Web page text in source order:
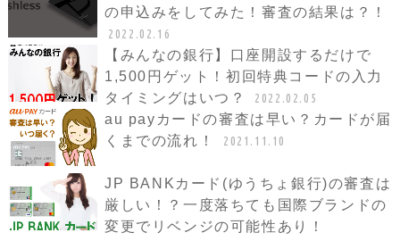
の申込みをしてみた！審査の結果は？！
2022.02.16
【みんなの銀行】口座開設するだけで
1,500円ゲット！初回特典コードの入力
タイミングはいつ？
2022.02.05
au payカードの審査は早い？カードが届
くまでの流れ！
2021.11.10
JP BANKカード(ゆうちょ銀行)の審査は
厳しい！？一度落ちても国際ブランドの
変更でリベンジの可能性あり！